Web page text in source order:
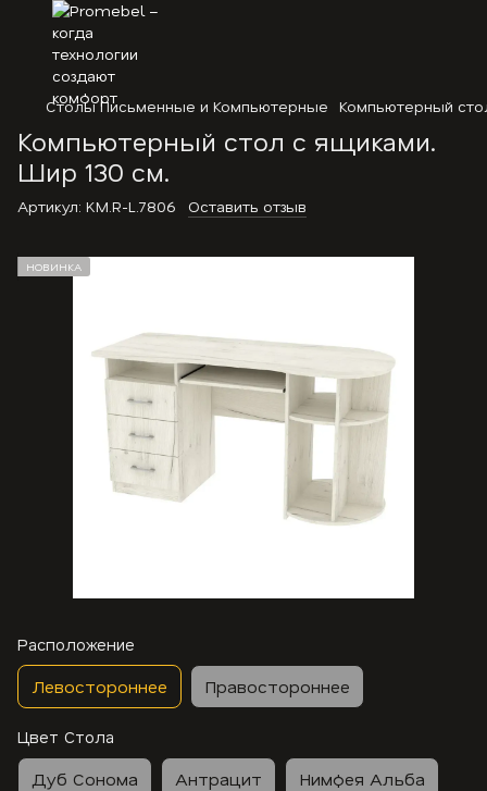
Столы Письменные и Компьютерные Компьютерный
Компьютерный стол с ящиками.
Шир 130 см.
Артикул: KM.R-L.7806 Оставить отзыв
НОВИНКА
Расположение
Левостороннее Правостороннее
Цвет Стола
Дуб Сонома Антрацит Нимфея Альба